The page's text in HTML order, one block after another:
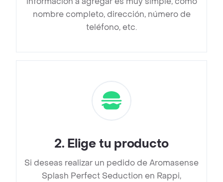
nombre completo, dirección, número de
teléfono, etc.
2. Elige tu producto
Si deseas realizar un pedido de Aromasense
Splash Perfect Seduction en Rappi,